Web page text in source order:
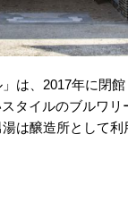
は、2017年に閉
タイルのブルワ
は醸造所として